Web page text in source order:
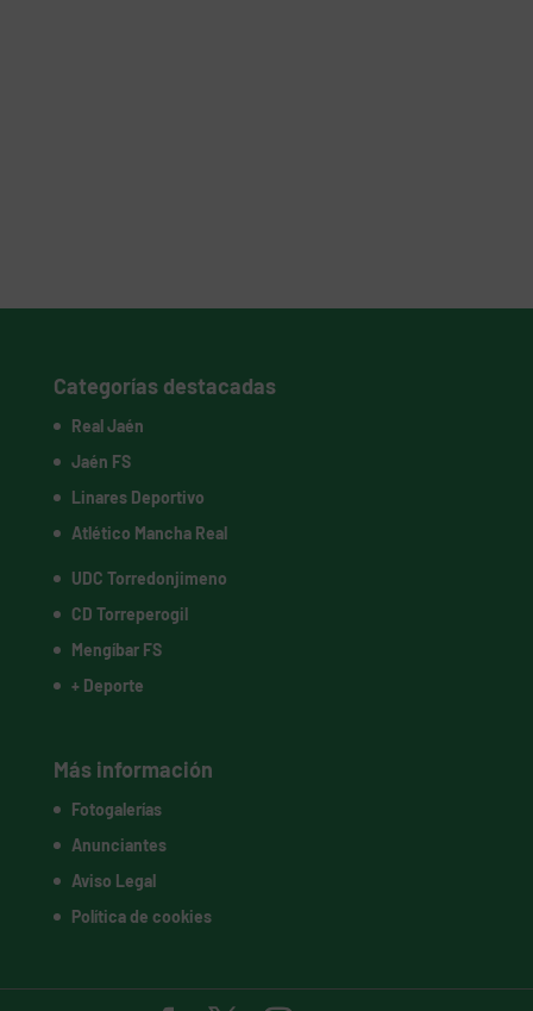
Categorías destacadas
Real Jaén
Jaén FS
Linares Deportivo
Atlético Mancha Real
UDC Torredonjimeno
CD Torreperogil
Mengíbar FS
+ Deporte
Más información
Fotogalerías
Anunciantes
Aviso Legal
Política de cookies